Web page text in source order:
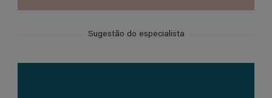
Sugestão do especialista